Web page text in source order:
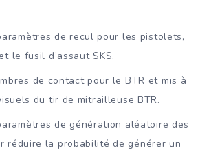
de recul pour les pistolets,
le fusil d’assaut SKS.
de contact pour le BTR et mis à
du tir de mitrailleuse BTR.
de génération aléatoire des
réduire la probabilité de générer un